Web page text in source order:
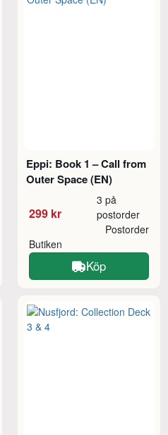
Eppi: Book 1 – Call from
Outer Space (EN)
299 kr
3 på
postorder
Butiken
Postorder
Köp